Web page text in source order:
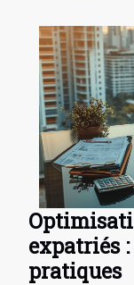
expatriés
pratiques